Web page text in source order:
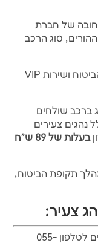
של חברת
סוג הרכב
מקבלים הנחות מיוחדות ללקוחות שוק הביטוח ושירות VIP
ברכב שולחים
נהגים צעירים
בעלות של 89 ש"ח
תקופת הביטוח,
ושולחים לטלפון 055-